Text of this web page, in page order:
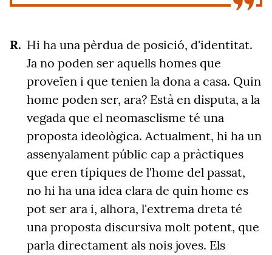
Hi ha una pèrdua de posició, d'identitat.
Ja no poden ser aquells homes que
proveïen i que tenien la dona a casa. Quin
home poden ser, ara? Està en disputa, a la
vegada que el neomasclisme té una
proposta ideològica. Actualment, hi ha un
assenyalament públic cap a pràctiques
que eren típiques de l'home del passat,
no hi ha una idea clara de quin home es
pot ser ara i, alhora, l'extrema dreta té
una proposta discursiva molt potent, que
parla directament als nois joves. Els